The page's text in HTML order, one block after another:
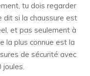
tu dois regarder
dit si la chaussure est
et pas seulement à
la plus connue est la
de sécurité avec